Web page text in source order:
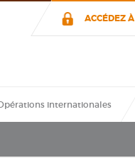
ACCÉDEZ
internationales